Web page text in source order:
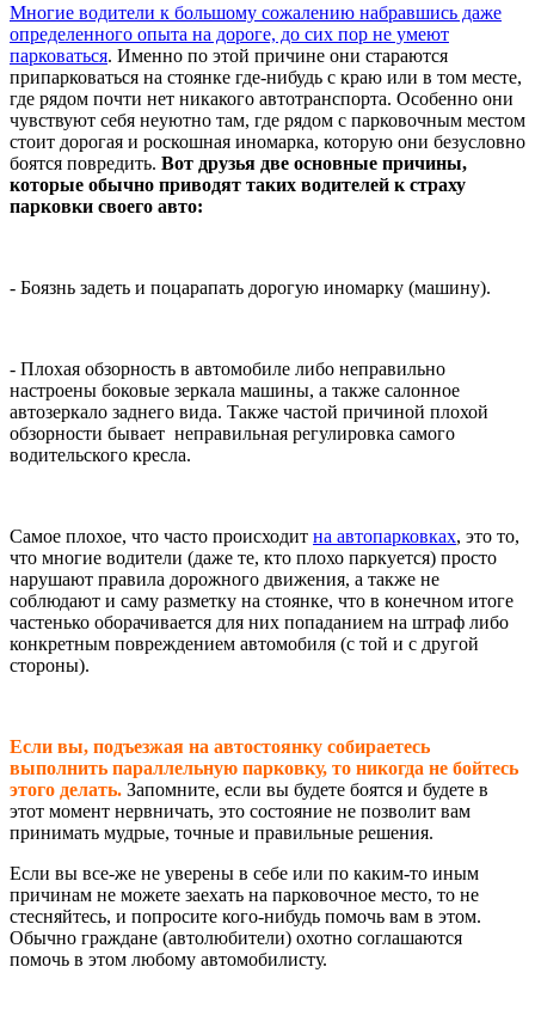
Многие водители к большому сожалению набравшись даже
определенного опыта на дороге, до сих пор не умеют
парковаться. Именно по этой причине они стараются
припарковаться на стоянке где-нибудь с краю или в том месте,
где рядом почти нет никакого автотранспорта. Особенно они
чувствуют себя неуютно там, где рядом с парковочным местом
стоит дорогая и роскошная иномарка, которую они безусловно
боятся повредить. Вот друзья две основные причины,
которые обычно приводят таких водителей к страху
парковки своего авто:
- Боязнь задеть и поцарапать дорогую иномарку (машину).
- Плохая обзорность в автомобиле либо неправильно
настроены боковые зеркала машины, а также салонное
автозеркало заднего вида. Также частой причиной плохой
обзорности бывает неправильная регулировка самого
водительского кресла.
Самое плохое, что часто происходит на автопарковках, это то,
что многие водители (даже те, кто плохо паркуется) просто
нарушают правила дорожного движения, а также не
соблюдают и саму разметку на стоянке, что в конечном итоге
частенько оборачивается для них попаданием на штраф либо
конкретным повреждением автомобиля (с той и с другой
стороны).
Если вы, подъезжая на автостоянку собираетесь
выполнить параллельную парковку, то никогда не бойтесь
этого делать. Запомните, если вы будете боятся и будете в
этот момент нервничать, это состояние не позволит вам
принимать мудрые, точные и правильные решения.
Если вы все-же не уверены в себе или по каким-то иным
причинам не можете заехать на парковочное место, то не
стесняйтесь, и попросите кого-нибудь помочь вам в этом.
Обычно граждане (автолюбители) охотно соглашаются
помочь в этом любому автомобилисту.